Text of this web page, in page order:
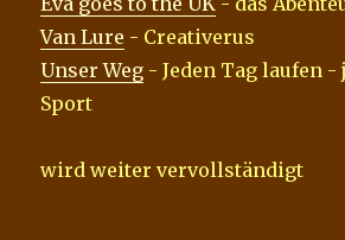
Van Lure - Creativerus
Unser Weg - Jeden Tag laufen -
Sport
wird weiter vervollständigt